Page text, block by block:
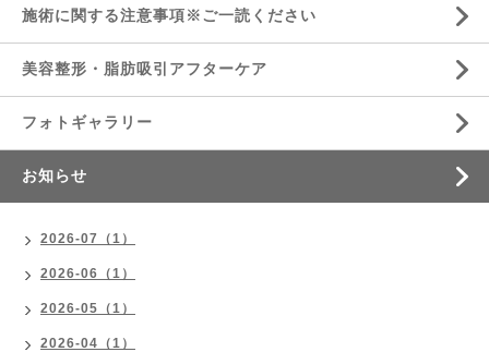
施術に関する注意事項※ご一読ください
美容整形・脂肪吸引アフターケア
フォトギャラリー
お知らせ
2026-07（1）
2026-06（1）
2026-05（1）
2026-04（1）